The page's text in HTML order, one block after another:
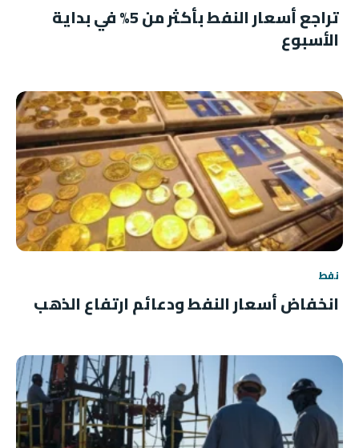
تراجع أسعار النفط بأكثر من 5% في بداية
الأسبوع
نفط
انخفاض أسعار النفط ودعائم ارتفاع الذهب